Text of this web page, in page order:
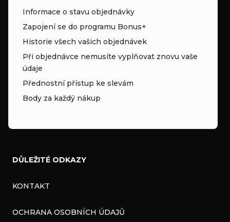
Informace o stavu objednávky
Zapojení se do programu Bonus+
Historie všech vašich objednávek
Při objednávce nemusíte vyplňovat znovu vaše
údaje
Přednostní přístup ke slevám
Body za každý nákup
DŮLEŽITÉ ODKAZY
KONTAKT
OCHRANA OSOBNÍCH ÚDAJŮ